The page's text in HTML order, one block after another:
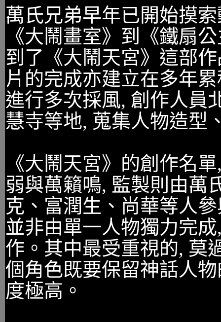
萬氏兄弟早年已開始摸
《大鬧畫室》到《鐵扇
到了《大鬧天宮》這部
片的完成亦建立在多年
進行多次採風, 創作人員
慧寺等地, 蒐集人物造型
《大鬧天宮》的創作名
弱與萬籟鳴, 監製則由萬
克、富潤生、尚華等人
並非由單一人物獨力完
作。其中最受重視的, 莫
個角色既要保留神話人
度極高。